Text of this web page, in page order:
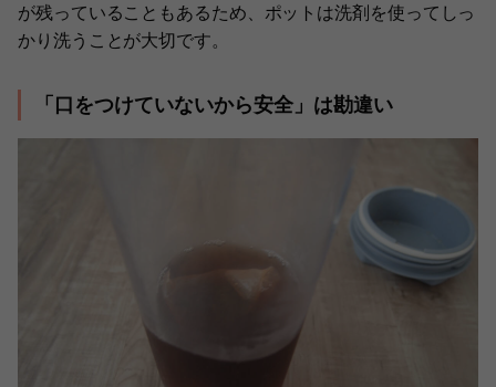
が残っていることもあるため、ポットは洗剤を使ってしっ
かり洗うことが大切です。
「口をつけていないから安全」は勘違い